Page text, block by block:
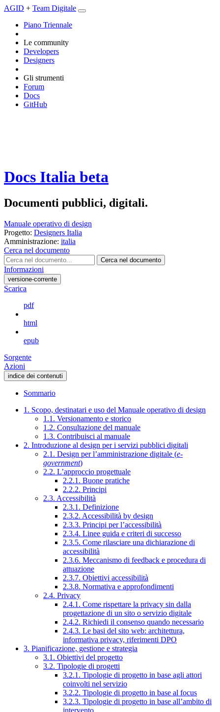
AGID + Team Digitale
Piano Triennale
Le community
Developers
Designers
Gli strumenti
Forum
Docs
GitHub
Docs Italia beta
Documenti pubblici, digitali.
Manuale operativo di design
Progetto: Designers Italia
Amministrazione: italia
Cerca nel documento
Cerca nel documento
Informazioni
versione-corrente
Scarica
pdf
html
epub
Sorgente
Azioni
indice dei contenuti
Sommario
1. Scopo, destinatari e uso del Manuale operativo di design
1.1. Versionamento e storico
1.2. Consultazione del manuale
1.3. Contribuisci al manuale
2. Introduzione al design per i servizi pubblici digitali
2.1. Design per l’amministrazione digitale (e-
government)
2.2. L’approccio progettuale
2.2.1. Buone pratiche
2.2.2. Principi
2.3. Accessibilità
2.3.1. Definizione
2.3.2. Accessibilità by design
2.3.3. Principi per l’accessibilità
2.3.4. Linee guida e criteri di successo
2.3.5. Come rilasciare una dichiarazione di
accessibilità
2.3.6. Meccanismo di feedback e procedura di
attuazione
2.3.7. Obiettivi accessibilità
2.3.8. Normativa e approfondimenti
2.4. Privacy
2.4.1. Come rispettare la privacy sin dalla
progettazione di un sito o servizio digitale
2.4.2. Richiedi il consenso quando necessario
2.4.3. Le basi del sito web: architettura,
informativa privacy, riferimenti DPO
3. Pianificazione, gestione e strategia
3.1. Obiettivi del progetto
3.2. Tipologie di progetti
3.2.1. Tipologie di progetto in base agli attori
coinvolti nel servizio
3.2.2. Tipologie di progetto in base al focus
3.2.3. Tipologie di progetto in base all’ambito di
intervento